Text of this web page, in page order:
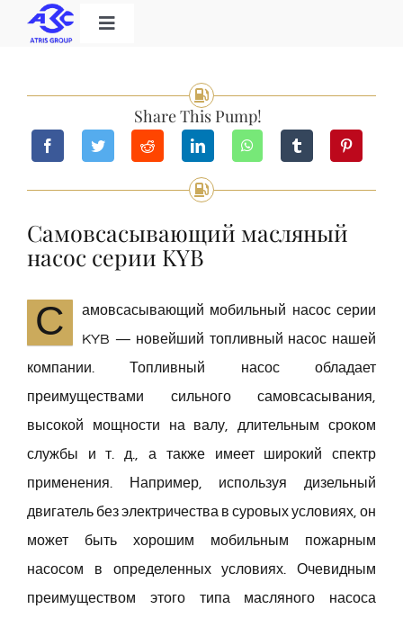
Toggle
Категория продукта
Решения
О нас
Скачать
Контакт
Русский
Search
for:
Share This Pump!
Самовсасывающий масляный
насос серии KYB
С
амовсасывающий мобильный насос серии
KYB — новейший топливный насос нашей
компании. Топливный насос обладает
преимуществами сильного самовсасывания,
высокой мощности на валу, длительным сроком
службы и т. д., а также имеет широкий спектр
применения. Например, используя дизельный
двигатель без электричества в суровых условиях, он
может быть хорошим мобильным пожарным
насосом в определенных условиях. Очевидным
преимуществом этого типа масляного насоса